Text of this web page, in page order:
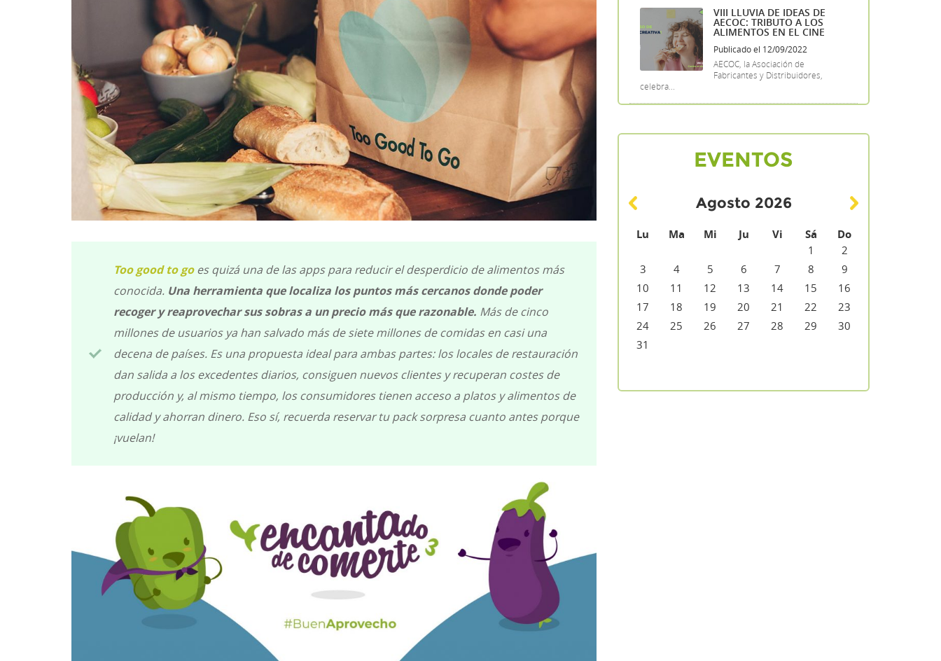
Too good to goes quizá una de las apps para reducir el desperdicio de alimentos más
conocida. Una herramienta que localiza los puntos más cercanos donde poder
recoger y reaprovechar sus sobras a un precio más que razonable. Más de cinco
millones de usuarios ya han salvado más de siete millones de comidas en casi una
decena de países. Es una propuesta ideal para ambas partes: los locales de restauración
dan salida a los excedentes diarios, consiguen nuevos clientes y recuperan costes de
producción y, al mismo tiempo, los consumidores tienen acceso a platos y alimentos de
calidad y ahorran dinero. Eso sí, recuerda reservar tu pack sorpresa cuanto antes porque
¡vuelan!
VIII LLUVIA DE IDEAS DE
AECOC: TRIBUTO A LOS
ALIMENTOS EN EL CINE
Publicado el 12/09/2022
AECOC, la Asociación de
Fabricantes y Distribuidores,
celebra...
EVENTOS
Agosto 2026
Lu Ma Mi Ju Vi Sá Do
1
2
3
4 5 6 7 8
9
10
11 12 13 14 15
16
17
18 19 20 21 22
23
24
25 26 27 28 29
30
31